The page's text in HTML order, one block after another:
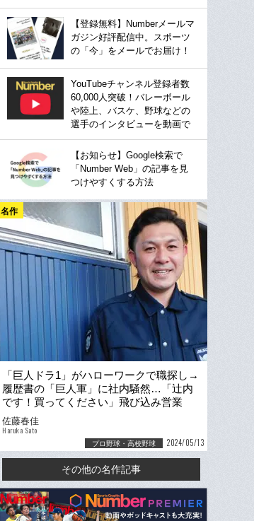
【登録無料】Numberメールマ
ガジン好評配信中。スポーツ
の「今」をメールでお届け！
YouTubeチャンネル登録者数
60,000人突破！バレーボール
や陸上、バスケ、野球などの
選手のインタビューを動画で
【お知らせ】Google検索で
「Number Web」の記事を見
つけやすくする方法
名作
「巨人ドラ1」がハローワークで職探し→
履歴書の「巨人軍」に社内騒然…「辻内
です！買ってください」飛び込み営業
も、辻内崇伸の「第二の人生」
佐藤春佳
Haruka Sato
プロ野球・高校野球 2024/05/13
その他の名作記事